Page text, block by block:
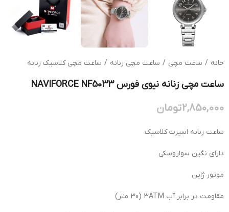
خانه / ساعت مچی / ساعت مچی زنانه / ساعت مچی کلاسیک زنانه
ساعت مچی زنانه نیوی فورس NAVIFORCE NF5033
2,850,000تومان
ساعت زنانه اسپرت کلاسیک
دارای نگین سواروسکی
موتور ژاپن
مقاومت در برابر آب 3ATM (30 متر)